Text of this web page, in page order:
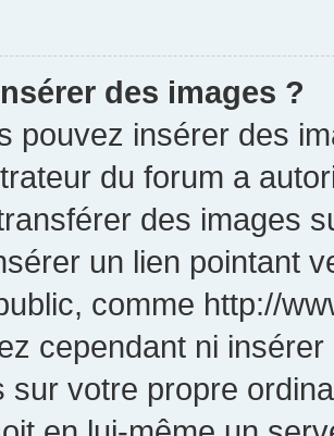
des images ?
pouvez insérer des
du forum a
des images
un lien pointant
comme http://
cependant ni
sur votre propre